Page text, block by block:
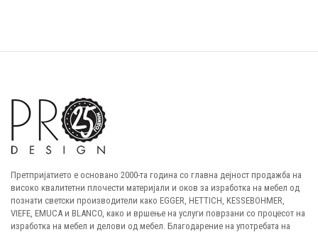
Претпријатието е основано 2000-та година со главна дејност продажба на
високо квалитетни плочести материјали и оков за изработка на мебел од
познати светски производители како EGGER, HETTICH, KESSEBOHMER,
VIEFE, EMUCA и BLANCO, како и вршење на услуги поврзани со процесот на
изработка на мебел и делови од мебел. Благодарение на употребата на